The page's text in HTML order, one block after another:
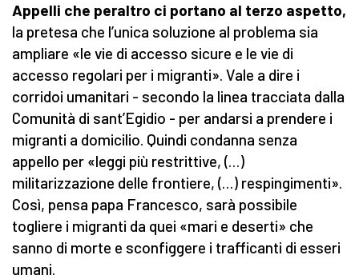
Appelli che peraltro ci portano al terzo aspetto,
la pretesa che l’unica soluzione al problema sia
ampliare «le vie di accesso sicure e le vie di
accesso regolari per i migranti». Vale a dire i
corridoi umanitari - secondo la linea tracciata dalla
Comunità di sant’Egidio - per andarsi a prendere i
migranti a domicilio. Quindi condanna senza
appello per «leggi più restrittive, (…)
militarizzazione delle frontiere, (…) respingimenti».
Così, pensa papa Francesco, sarà possibile
togliere i migranti da quei «mari e deserti» che
sanno di morte e sconfiggere i trafficanti di esseri
umani.